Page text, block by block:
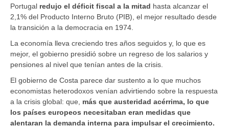
Portugal redujo el déficit fiscal a la mitad hasta alcanzar el
2,1% del Producto Interno Bruto (PIB), el mejor resultado desde
la transición a la democracia en 1974.
La economía lleva creciendo tres años seguidos y, lo que es
mejor, el gobierno presidió sobre un regreso de los salarios y
pensiones al nivel que tenían antes de la crisis.
El gobierno de Costa parece dar sustento a lo que muchos
economistas heterodoxos venían advirtiendo sobre la respuesta
a la crisis global: que, más que austeridad acérrima, lo que
los países europeos necesitaban eran medidas que
alentaran la demanda interna para impulsarel crecimiento.